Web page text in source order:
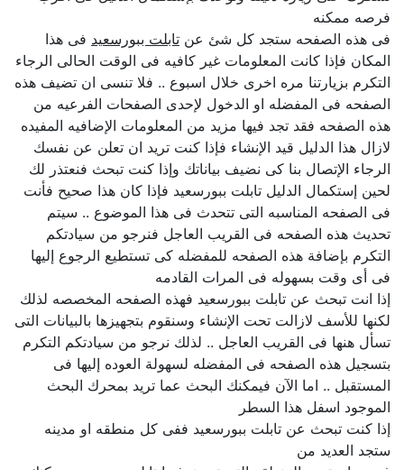
فرصه ممكنه
فى هذه الصفحه ستجد كل شئ عنتابلت ببورسعيدفى هذا
المكان فإذا كانت المعلومات غير كافيه فى الوقت الحالى الرجاء
التكرم بزيارتنا مره اخرى خلال اسبوع .. فلا تنسى ان تضيف هذه
الصفحه فى المفضله او الدخول لإحدى الصفحات الفرعيه من
هذه الصفحه فقد تجد فيها مزيد من المعلومات الإضافيه المفيده
لازال هذا الدليل قيد الإنشاء فإذا كنت تريد ان تعلن عن نفسك
الرجاء الإتصال بنا كى نضيف بياناتك وإذا كنت تبحث فنعتذر لك
لحين إستكمال الدليل تابلت ببورسعيد فإذا كان هذا صحيح فأنت
فى الصفحه المناسبه التى تتحدث فى هذا الموضوع .. سيتم
تحديث هذه الصفحه فى القريب العاجل فنرجو من سيادتكم
التكرم بإضافة هذه الصفحه للمفضله كى تستطيع الرجوع إليها
فى أى وقت بسهوله فى المرات القادمه
إذا انت تبحث عن تابلت ببورسعيد فهذه الصفحه المخصصه لذلك
لكنها للأسف لازالت تحت الإنشاء وسنقوم بتجهيزها بالبيانات التى
تسأل هنها فى القريب العاجل .. لذلك نرجو من سيادتكم التكرم
بتسجيل هذه الصفحه فى المفضله لسهولة العوده إليها فى
المستقبل .. اما الآن فيمكنك البحث عما تريد بمحرك البحث
الموجود اسفل هذا السطر
إذا كنت تبحث عن تابلت ببورسعيد ففى كل منطقه او مدينه
ستجد العديد من